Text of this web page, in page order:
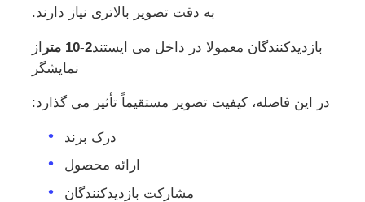
درخواست قیمت
به دقت تصویر بالاتری نیاز دارند.
بازدیدکنندگان معمولا در داخل می ایستند2-10 متر
از
نمایشگر
در این فاصله، کیفیت تصویر مستقیماً تأثیر می گذارد:
درک برند
ارائه محصول
مشارکت بازدیدکنندگان